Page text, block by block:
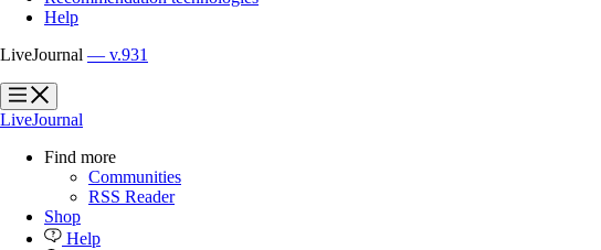
Help
LiveJournal — v.931
?
?
LiveJournal
Find more
Communities
RSS Reader
Shop
Help